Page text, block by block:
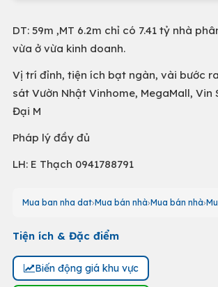
DT: 59m ,MT 6.2m chỉ có 7.41 tỷ nhà
vừa ở vừa kinh doanh.
Vị trí đỉnh, tiện ích bạt ngàn, vài bước
sát Vườn Nhật Vinhome, MegaMall, Vin
Đại M
Pháp lý đầy đủ
LH: E Thạch 0941788791
Mua ban nha dat Mua bán nhà Mua bán nhà
Tiện ích & Đặc điểm
Biến động giá khu vực